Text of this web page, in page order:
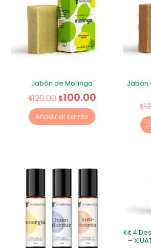
Jabón de Moringa
$120.00 $100.00
Añadir al carrito
Jabón
$
Kit 4
–